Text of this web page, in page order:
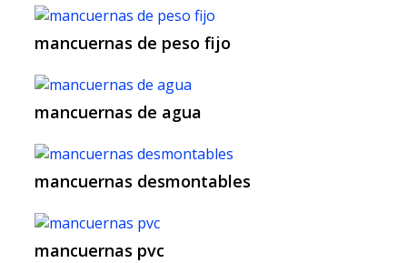
mancuernas de peso fijo
mancuernas de agua
mancuernas desmontables
mancuernas pvc